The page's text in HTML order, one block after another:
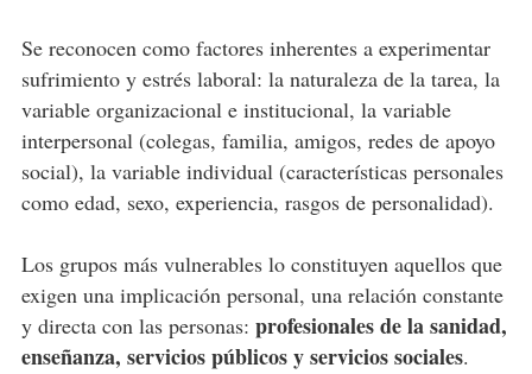
Se reconocen como factores inherentes a experimentar
sufrimiento y estrés laboral: la naturaleza de la tarea, la
variable organizacional e institucional, la variable
interpersonal (colegas, familia, amigos, redes de apoyo
social), la variable individual (características personales
como edad, sexo, experiencia, rasgos de personalidad).
Los grupos más vulnerables lo constituyen aquellos que
exigen una implicación personal, una relación constante
y directa con las personas: profesionales de la sanidad,
enseñanza, servicios públicos y servicios sociales.